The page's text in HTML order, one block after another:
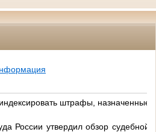
штрафы, назначенные
России утвердил обзор